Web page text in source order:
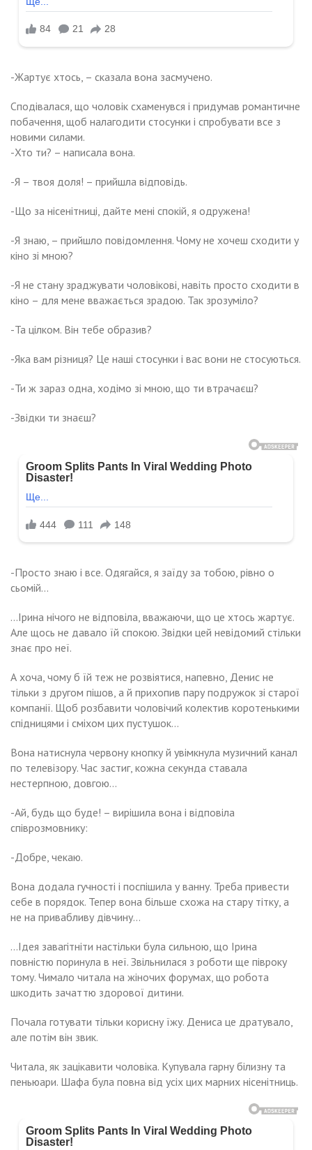
-Жартує хтось, – сказала вона засмучено.
Сподівалася, що чоловік схаменувся і придумав романтичне
побачення, щоб налагодити стосунки і спробувати все з
новими силами.
-Хто ти? – написала вона.
-Я – твоя доля! – прийшла відповідь.
-Що за нісенітниці, дайте мені спокій, я одружена!
-Я знаю, – прийшло повідомлення. Чому не хочеш сходити у
кіно зі мною?
-Я не стану зраджувати чоловікові, навіть просто сходити в
кіно – для мене вважається зрадою. Так зрозуміло?
-Та цілком. Він тебе образив?
-Яка вам різниця? Це наші стосунки і вас вони не стосуються.
-Ти ж зараз одна, ходімо зі мною, що ти втрачаєш?
-Звідки ти знаєш?
-Просто знаю і все. Одягайся, я заїду за тобою, рівно о
сьомій…
…Ірина нічого не відповіла, вважаючи, що це хтось жартує.
Але щось не давало їй спокою. Звідки цей невідомий стільки
знає про неї.
А хоча, чому б їй теж не розвіятися, напевно, Денис не
тільки з другом пішов, а й прихопив пару подружок зі старої
компанії. Щоб розбавити чоловічий колектив коротенькими
спідницями і сміхом цих пустушок…
Вона натиснула червону кнопку й увімкнула музичний канал
по телевізору. Час застиг, кожна секунда ставала
нестерпною, довгою…
-Ай, будь що буде! – вирішила вона і відповіла
співрозмовнику:
-Добре, чекаю.
Вона додала гучності і поспішила у ванну. Треба привести
себе в порядок. Тепер вона більше схожа на стару тітку, а
не на привабливу дівчину…
…Ідея завагітніти настільки була сильною, що Ірина
повністю поринула в неї. Звільнилася з роботи ще півроку
тому. Чимало читала на жіночих форумах, що робота
шкодить зачаттю здорової дитини.
Почала готувати тільки корисну їжу. Дениса це дратувало,
але потім він звик.
Читала, як зацікавити чоловіка. Купувала гарну білизну та
пеньюари. Шафа була повна від усіх цих марних нісенітниць.